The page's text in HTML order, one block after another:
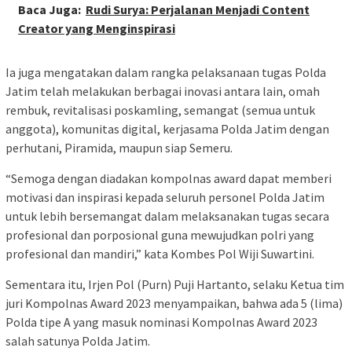
Baca Juga: Rudi Surya: Perjalanan Menjadi Content
Creator yang Menginspirasi
Ia juga mengatakan dalam rangka pelaksanaan tugas Polda
Jatim telah melakukan berbagai inovasi antara lain, omah
rembuk, revitalisasi poskamling, semangat (semua untuk
anggota), komunitas digital, kerjasama Polda Jatim dengan
perhutani, Piramida, maupun siap Semeru.
“Semoga dengan diadakan kompolnas award dapat memberi
motivasi dan inspirasi kepada seluruh personel Polda Jatim
untuk lebih bersemangat dalam melaksanakan tugas secara
profesional dan porposional guna mewujudkan polri yang
profesional dan mandiri,” kata Kombes Pol Wiji Suwartini.
Sementara itu, Irjen Pol (Purn) Puji Hartanto, selaku Ketua tim
juri Kompolnas Award 2023 menyampaikan, bahwa ada 5 (lima)
Polda tipe A yang masuk nominasi Kompolnas Award 2023
salah satunya Polda Jatim.